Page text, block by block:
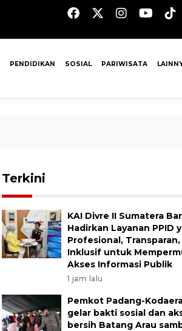
PENDIDIKAN SOSIAL PARIWISATA
Terkini
KAI Divre II Sumatera
Hadirkan Layanan PPID
Profesional, Transparan,
Inklusif untuk
Akses Informasi Publik
1 jam lalu
Pemkot Padang-
gelar bakti sosial dan
bersih Batang Arau